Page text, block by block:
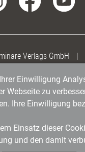
Verlags GmbH |
Einwilligung
Webseite zu
Ihre Einwilligung
Einsatz dieser
und den damit